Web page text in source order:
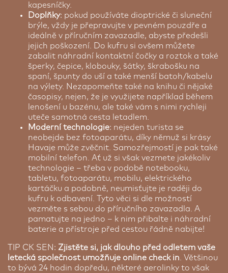
kapesníčky.
Doplňky: pokud používáte dioptrické či sluneční
brýle, vždy je přepravujte v pevném pouzdře a
ideálně v příručním zavazadle, abyste předešli
jejich poškození. Do kufru si ovšem můžete
zabalit náhradní kontaktní čočky a roztok a také
šperky, čepice, klobouky, šátky, škrabošku na
spaní, špunty do uší a také menší batoh/kabelu
na výlety. Nezapomeňte také na knihu či nějaké
časopisy, nejen, že je využijete například během
lenošení u bazénu, ale také vám s nimi rychleji
uteče samotná cesta letadlem.
Moderní technologie: nejeden turista se
neobejde bez fotoaparátu, díky němuž si krásy
Havaje může zvěčnit. Samozřejmostí je pak také
mobilní telefon. Ať už si však vezmete jakékoliv
technologie – třeba v podobě notebooku,
tabletu, fotoaparátu, mobilu, elektrického
kartáčku a podobně, neumisťujte je raději do
kufru k odbavení. Tyto věci si dle možností
vezměte s sebou do příručního zavazadla. A
pamatujte na jedno – k nim přibalte i náhradní
baterie a přístroje před cestou řádně nabijte!
TIP CK SEN: Zjistěte si, jak dlouho před odletem vaše
letecká společnost umožňuje online check in . Většinou
to bývá 24 hodin dopředu, některé aerolinky to však